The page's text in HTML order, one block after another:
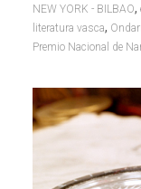
NEW YORK - BILBAO,
literatura vasca,
Premio Nacional de